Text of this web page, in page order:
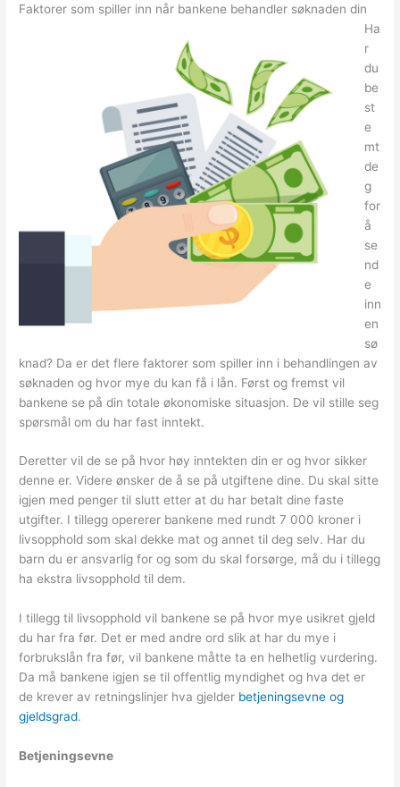
Faktorer som spiller inn når bankene behandler søknaden din
Ha
r
du
be
st
e
mt
de
g
for
å
se
nd
e
inn
en
sø
knad? Da er det flere faktorer som spiller inn i behandlingen av
søknaden og hvor mye du kan få i lån. Først og fremst vil
bankene se på din totale økonomiske situasjon. De vil stille seg
spørsmål om du har fast inntekt.
Deretter vil de se på hvor høy inntekten din er og hvor sikker
denne er. Videre ønsker de å se på utgiftene dine. Du skal sitte
igjen med penger til slutt etter at du har betalt dine faste
utgifter. I tillegg opererer bankene med rundt 7 000 kroner i
livsopphold som skal dekke mat og annet til deg selv. Har du
barn du er ansvarlig for og som du skal forsørge, må du i tillegg
ha ekstra livsopphold til dem.
I tillegg til livsopphold vil bankene se på hvor mye usikret gjeld
du har fra før. Det er med andre ord slik at har du mye i
forbrukslån fra før, vil bankene måtte ta en helhetlig vurdering.
Da må bankene igjen se til offentlig myndighet og hva det er
de krever av retningslinjer hva gjelder betjeningsevne og
gjeldsgrad.
Betjeningsevne